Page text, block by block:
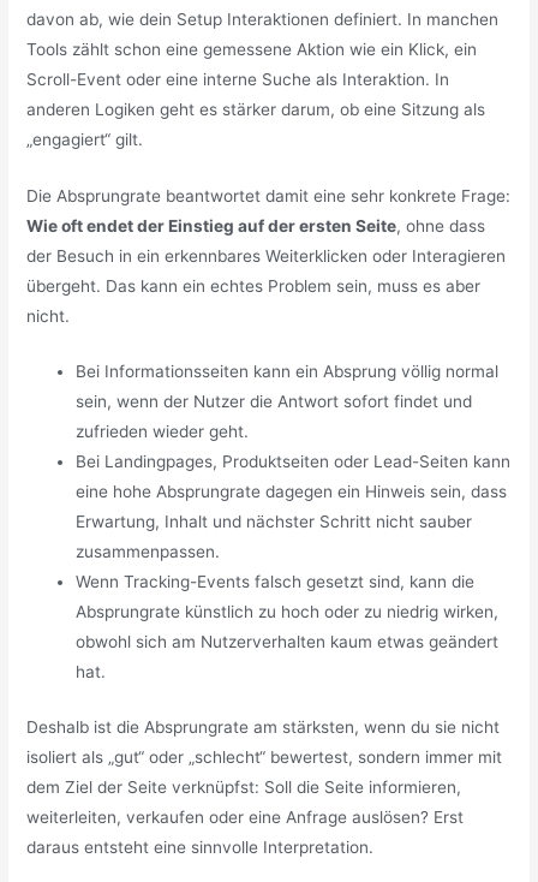
davon ab, wie dein Setup Interaktionen definiert. In manchen
Tools zählt schon eine gemessene Aktion wie ein Klick, ein
Scroll-Event oder eine interne Suche als Interaktion. In
anderen Logiken geht es stärker darum, ob eine Sitzung als
„engagiert“ gilt.
Die Absprungrate beantwortet damit eine sehr konkrete Frage:
Wie oft endet der Einstieg auf der ersten Seite, ohne dass
der Besuch in ein erkennbares Weiterklicken oder Interagieren
übergeht. Das kann ein echtes Problem sein, muss es aber
nicht.
Bei Informationsseiten kann ein Absprung völlig normal
sein, wenn der Nutzer die Antwort sofort findet und
zufrieden wieder geht.
Bei Landingpages, Produktseiten oder Lead-Seiten kann
eine hohe Absprungrate dagegen ein Hinweis sein, dass
Erwartung, Inhalt und nächster Schritt nicht sauber
zusammenpassen.
Wenn Tracking-Events falsch gesetzt sind, kann die
Absprungrate künstlich zu hoch oder zu niedrig wirken,
obwohl sich am Nutzerverhalten kaum etwas geändert
hat.
Deshalb ist die Absprungrate am stärksten, wenn du sie nicht
isoliert als „gut“ oder „schlecht“ bewertest, sondern immer mit
dem Ziel der Seite verknüpfst: Soll die Seite informieren,
weiterleiten, verkaufen oder eine Anfrage auslösen? Erst
daraus entsteht eine sinnvolle Interpretation.